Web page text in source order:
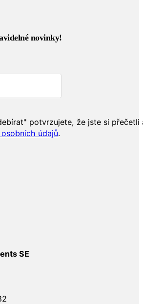
novinky!​
potvrzujete, že jste si přečetli
údajů.
SE